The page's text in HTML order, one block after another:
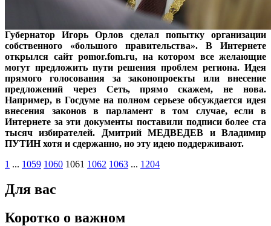
Губернатор Игорь Орлов сделал попытку организации
собственного «большого правительства». В Интернете
открылся сайт pomor.fom.ru, на котором все желающие
могут предложить пути решения проблем региона. Идея
прямого голосования за законопроекты или внесение
предложений через Сеть, прямо скажем, не нова.
Например, в Госдуме на полном серьезе обсуждается идея
внесения законов в парламент в том случае, если в
Интернете за эти документы поставили подписи более ста
тысяч избирателей. Дмитрий МЕДВЕДЕВ и Владимир
ПУТИН хотя и сдержанно, но эту идею поддерживают.
1 ... 1059 1060 1061 1062 1063 ... 1204
Для вас
Коротко о важном